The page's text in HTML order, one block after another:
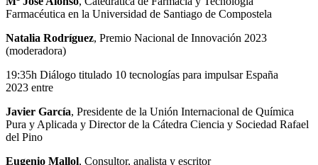
Farmacéutica en la Universidad de Santiago de Compostela
Natalia Rodríguez, Premio Nacional de Innovación 2023
(moderadora)
19:35h Diálogo titulado 10 tecnologías para impulsar España
2023 entre
Javier García, Presidente de la Unión Internacional de Química
Pura y Aplicada y Director de la Cátedra Ciencia y Sociedad Rafael
del Pino
Eugenio Mallol, Consultor, analista y escritor